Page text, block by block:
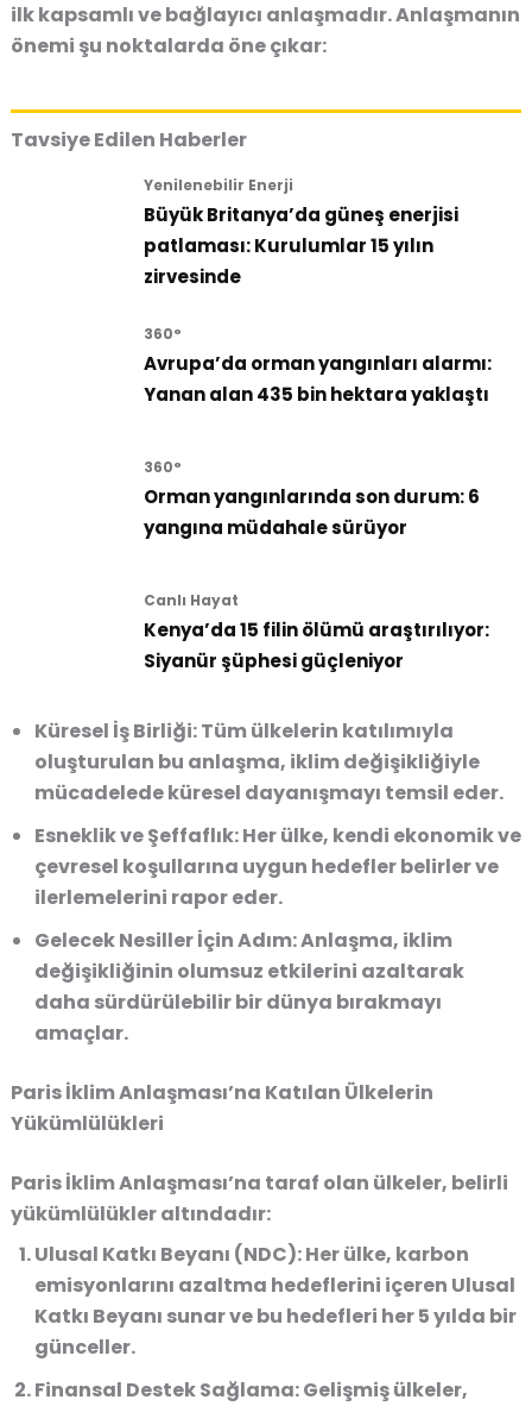
ilk kapsamlı ve bağlayıcı anlaşmadır. Anlaşmanın
önemi şu noktalarda öne çıkar:
Tavsiye Edilen Haberler
Yenilenebilir Enerji
Büyük Britanya’da güneş enerjisi
patlaması: Kurulumlar 15 yılın
zirvesinde
360°
Avrupa’da orman yangınları alarmı:
Yanan alan 435 bin hektara yaklaştı
360°
Orman yangınlarında son durum: 6
yangına müdahale sürüyor
Canlı Hayat
Kenya’da 15 filin ölümü araştırılıyor:
Siyanür şüphesi güçleniyor
Küresel İş Birliği:Tüm ülkelerin katılımıyla
oluşturulan bu anlaşma, iklim değişikliğiyle
mücadelede küresel dayanışmayı temsil eder.
Esneklik ve Şeffaflık:Her ülke, kendi ekonomik ve
çevresel koşullarına uygun hedefler belirler ve
ilerlemelerini rapor eder.
Gelecek Nesiller İçin Adım:Anlaşma, iklim
değişikliğinin olumsuz etkilerini azaltarak
daha sürdürülebilir bir dünya bırakmayı
amaçlar.
Paris İklim Anlaşması’na Katılan Ülkelerin
Yükümlülükleri
Paris İklim Anlaşması’na taraf olan ülkeler, belirli
yükümlülükler altındadır:
Ulusal Katkı Beyanı (NDC):Her ülke, karbon
emisyonlarını azaltma hedeflerini içeren Ulusal
Katkı Beyanı sunar ve bu hedefleri her 5 yılda bir
günceller.
Finansal Destek Sağlama:Gelişmiş ülkeler,